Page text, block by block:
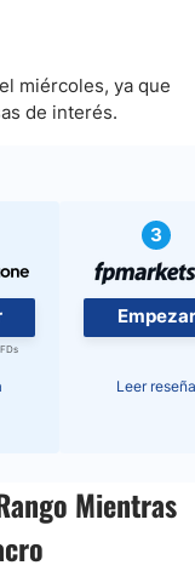
miércoles, ya que
de interés.
3
Empezar
Leer reseña
Mientras